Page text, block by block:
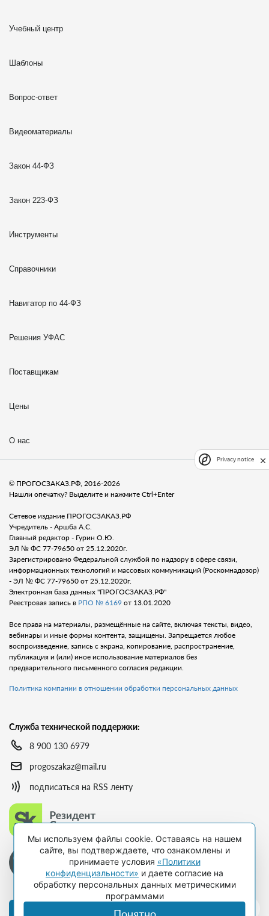
Учебный центр
Шаблоны
Вопрос-ответ
Видеоматериалы
Закон 44-ФЗ
Закон 223-ФЗ
Инструменты
Справочники
Навигатор по 44-ФЗ
Решения УФАС
Поставщикам
Цены
О нас
© ПРОГОСЗАКАЗ.РФ, 2016-2026
Нашли опечатку? Выделите и нажмите Ctrl+Enter
Сетевое издание ПРОГОСЗАКАЗ.РФ
Учредитель - Аршба А.С.
Главный редактор - Гурин О.Ю.
ЭЛ № ФС 77-79650 от 25.12.2020г.
Зарегистрировано Федеральной службой по надзору в сфере связи,
информационных технологий и массовых коммуникаций (Роскомнадозор)
- ЭЛ № ФС 77-79650 от 25.12.2020г.
Электронная база данных "ПРОГОСЗАКАЗ.РФ"
Реестровая запись в РПО № 6169 от 13.01.2020
Все права на материалы, размещённые на сайте, включая тексты, видео,
вебинары и иные формы контента, защищены. Запрещается любое
воспроизведение, запись с экрана, копирование, распространение,
публикация и (или) иное использование материалов без
предварительного письменного согласия редакции.
Политика компании в отношении обработки персональных данных
Служба технической поддержки:
8 900 130 6979
progoszakaz@mail.ru
подписаться на RSS ленту
Мы используем файлы cookie. Оставаясь на нашем
сайте, вы подтверждаете, что ознакомлены и
принимаете условия «Политики
конфиденциальности» и даете согласие на
обработку персональных данных метрическими
программами
Privacy notice